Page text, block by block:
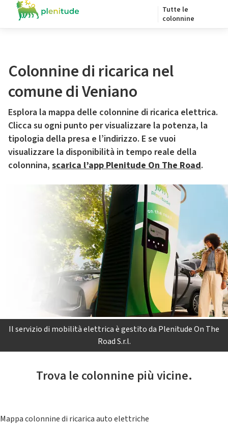
Tutte le
colonnine
Colonnine di ricarica nel
comune di Veniano
Esplora la mappa delle colonnine di ricarica elettrica.
Clicca su ogni punto per visualizzare la potenza, la
tipologia della presa e l’indirizzo. E se vuoi
visualizzare la disponibilità in tempo reale della
colonnina, scarica l’app Plenitude On The Road.
Il servizio di mobilità elettrica è gestito da Plenitude On The
Road S.r.l.
Trova le colonnine più vicine.
Mappa colonnine di ricarica auto elettriche